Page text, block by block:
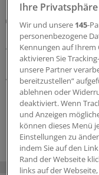
Hochwasser
Fünf Jahre nach
Arztpraxen
Im Juli 2021
Arztpraxen in
Die meisten
Unterstützung gab
14.07.2026
Ihre
Wir und unsere 145-
personenbezogene
Kennungen auf Ihrem
aktivieren Sie
unsere Partner
bereitzustellen“
ablehnen oder
deaktiviert. Wenn
und Anzeigen
können dieses Menü
Einstellungen zu
indem Sie auf den
Rand der Webseite
links auf der